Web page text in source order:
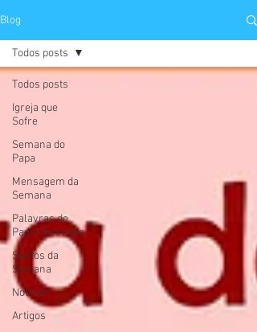
Blog
Todos posts
Igreja que
Sofre
Semana do
Papa
Mensagem da
Semana
Palavras do
Padre Geovane
Santos da
Semana
Notícias
Artigos
Todos posts